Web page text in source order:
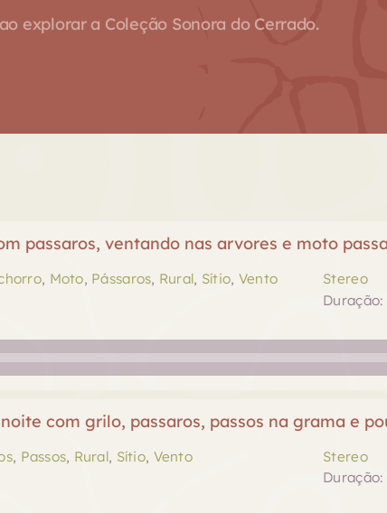
explorar a Coleção Sonora do Cerrado.
passaros, ventando nas arvores e moto
, Moto, Pássaros, Rural, Sítio, Vento
Stereo
Duração:
com grilo, passaros, passos na grama e
, Passos, Rural, Sítio, Vento
Stereo
Duração: